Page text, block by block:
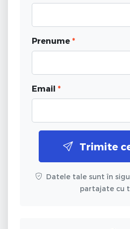
Prenume *
Email *
Trimite
Datele tale sunt în
partajate cu